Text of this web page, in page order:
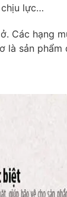
lực…
Các hạng
là sản